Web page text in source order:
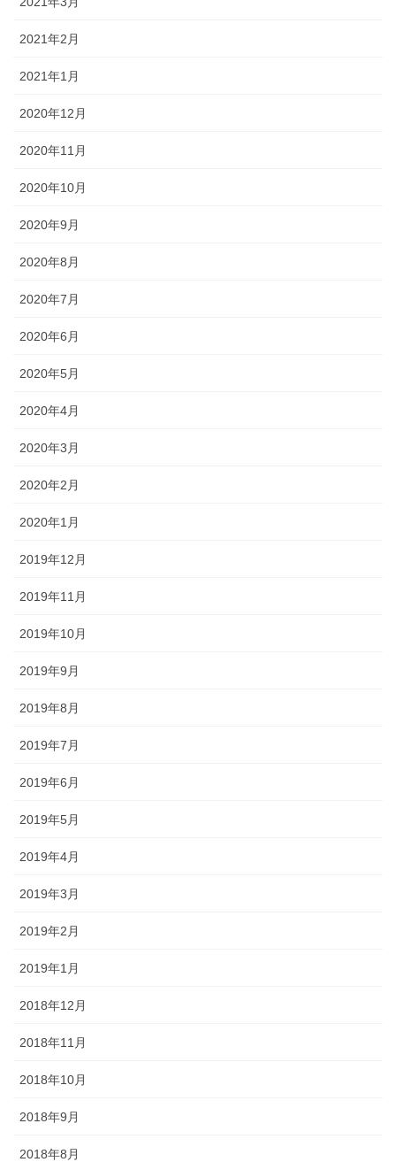
2021年2月
2021年1月
2020年12月
2020年11月
2020年10月
2020年9月
2020年8月
2020年7月
2020年6月
2020年5月
2020年4月
2020年3月
2020年2月
2020年1月
2019年12月
2019年11月
2019年10月
2019年9月
2019年8月
2019年7月
2019年6月
2019年5月
2019年4月
2019年3月
2019年2月
2019年1月
2018年12月
2018年11月
2018年10月
2018年9月
2018年8月